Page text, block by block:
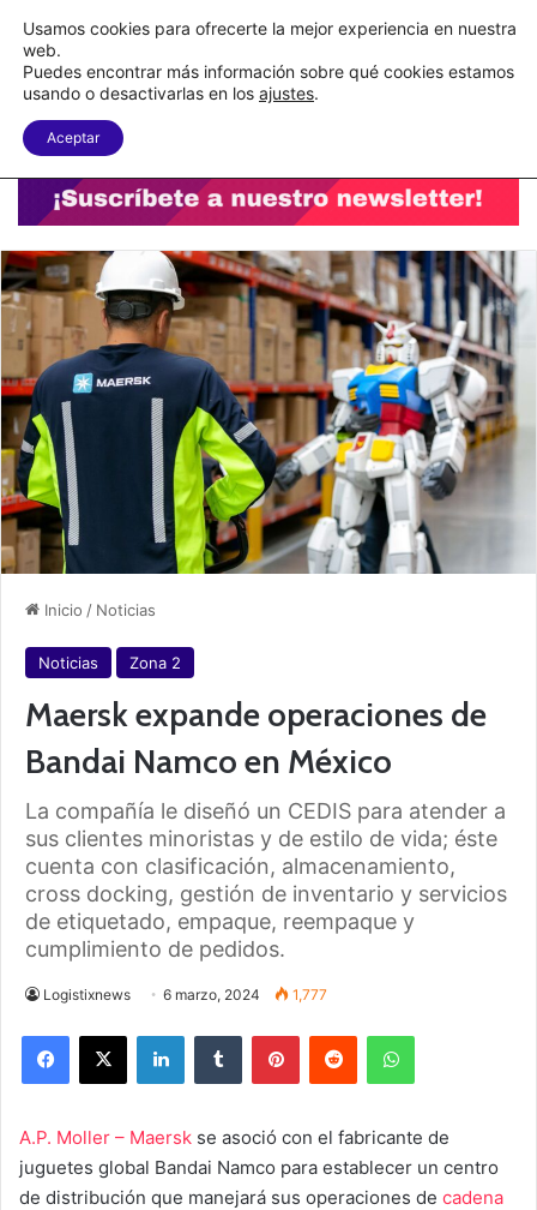
C&A México completa la implementación de su WMS en la nube
Menu
Inicio / Noticias
Noticias Zona 2
Maersk expande operaciones de
Bandai Namco en México
La compañía le diseñó un CEDIS para atender a
sus clientes minoristas y de estilo de vida; éste
cuenta con clasificación, almacenamiento,
cross docking, gestión de inventario y servicios
de etiquetado, empaque, reempaque y
cumplimiento de pedidos.
Logistixnews 6 marzo, 2024 1,777
A.P. Moller – Maersk se asoció con el fabricante de
juguetes global Bandai Namco para establecer un centro
de distribución que manejará sus operaciones de cadena
Usamos cookies para ofrecerte la mejor experiencia en nuestra
web.
Puedes encontrar más información sobre qué cookies estamos
usando o desactivarlas en los ajustes.
Aceptar